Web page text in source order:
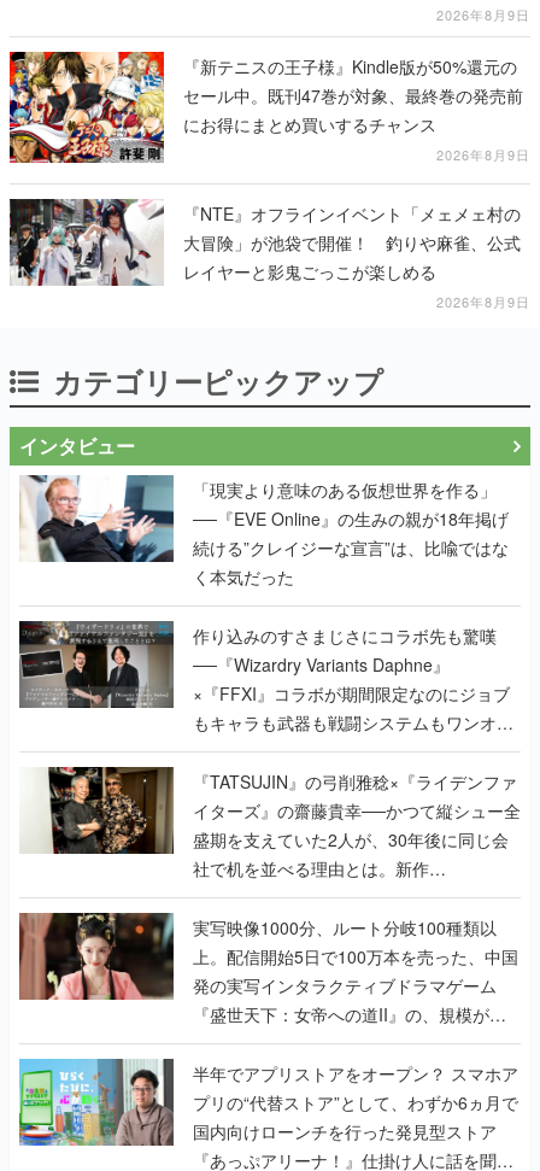
テージショーや没入型のホラー体験も楽しめ
る
2026年8月9日
『新テニスの王子様』Kindle版が50%還元の
セール中。既刊47巻が対象、最終巻の発売前
にお得にまとめ買いするチャンス
2026年8月9日
『NTE』オフラインイベント「メェメェ村の
大冒険」が池袋で開催！ 釣りや麻雀、公式
レイヤーと影鬼ごっこが楽しめる
2026年8月9日
カテゴリーピックアップ
インタビュー
「現実より意味のある仮想世界を作る」
──『EVE Online』の生みの親が18年掲げ
続ける”クレイジーな宣言”は、比喩ではな
く本気だった
作り込みのすさまじさにコラボ先も驚嘆
──『Wizardry Variants Daphne』
×『FFXI』コラボが期間限定なのにジョブ
もキャラも武器も戦闘システムもワンオフ
で作り込まれた理由を両ディレクターに聞
く
『TATSUJIN』の弓削雅稔×『ライデンファ
イターズ』の齋藤貴幸──かつて縦シュー全
盛期を支えていた2人が、30年後に同じ会
社で机を並べる理由とは。新作
『TATSUJIN EXTREME』で初タッグを組
んだレジェンド2人に訊く開発秘話
実写映像1000分、ルート分岐100種類以
上。配信開始5日で100万本を売った、中国
発の実写インタラクティブドラマゲーム
『盛世天下：女帝への道II』の、規模が違
うこだわりをプロデューサーに聞いた
半年でアプリストアをオープン？ スマホア
プリの“代替ストア”として、わずか6ヵ月で
国内向けローンチを行った発見型ストア
『あっぷアリーナ！』仕掛け人に話を聞い